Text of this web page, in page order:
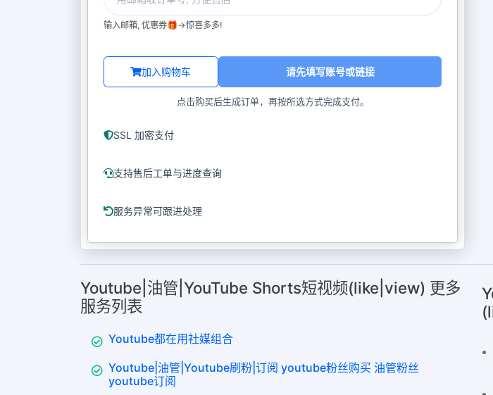
输入邮箱, 优惠券🎁->惊喜多多!
加入购物车 请先填写账号或链接
点击购买后生成订单，再按所选方式完成支付。
SSL 加密支付
支持售后工单与进度查询
服务异常可跟进处理
Youtube|油管|YouTube Shorts短视频(like|view) 更多
服务列表
Youtube都在用社媒组合
Youtube|油管|Youtube刷粉|订阅 youtube粉丝购买 油管粉丝
youtube订阅